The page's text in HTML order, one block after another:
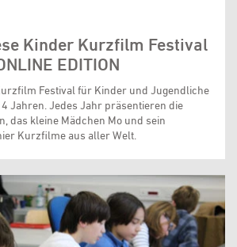
Kinder Kurzfilm Festival
EDITION
Festival für Kinder und Jugendliche
Jahren. Jedes Jahr präsentieren die
das kleine Mädchen Mo und sein
Kurzfilme aus aller Welt.